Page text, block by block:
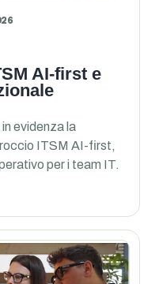
AI-first e
evidenza la
ITSM AI-first,
per i team IT.